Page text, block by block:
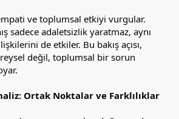
ve toplumsal etkiyi vurgular.
sadece adaletsizlik yaratmaz, aynı
de etkiler. Bu bakış açısı,
değil, toplumsal bir sorun
Ortak Noktalar ve Farklılıklar